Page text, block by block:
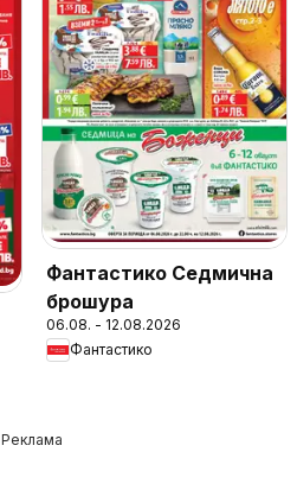
Фантастико Седмична
брошура
06.08. - 12.08.2026
Фантастико
Реклама